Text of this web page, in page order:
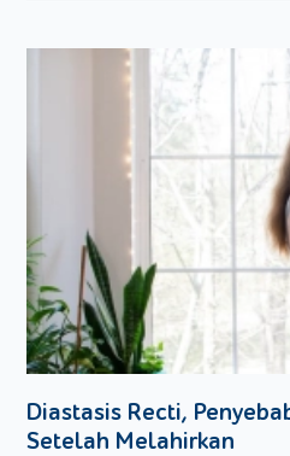
Diastasis Recti,
Setelah Melahirkan